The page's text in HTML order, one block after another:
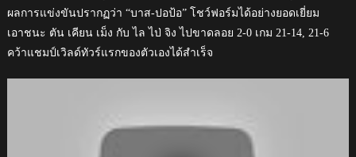
ผลการแข่งขันปรากฏว่า “บาส-ปอป้อ” โชว์ฟอร์มได้อย่างยอดเยี่ยม
เอาชนะ ตัน เคียน เม็ง กับ ไล ไป่ จิง ไปขาดลอย 2-0 เกม 21-14, 21-6
คว้าแชมป์เวิลด์ทัวร์แรกของตัวเองได้สำเร็จ